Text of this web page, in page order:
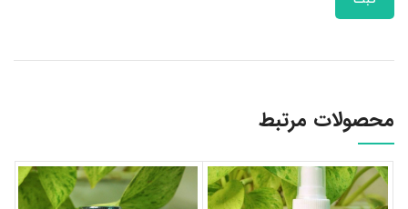
محصولات مرتبط